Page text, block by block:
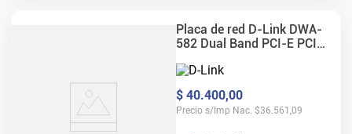
Placa de red D-Link DWA-
582 Dual Band PCI-E PCI
$ 40.400,00
Precio s/Imp Nac. $36.561,09